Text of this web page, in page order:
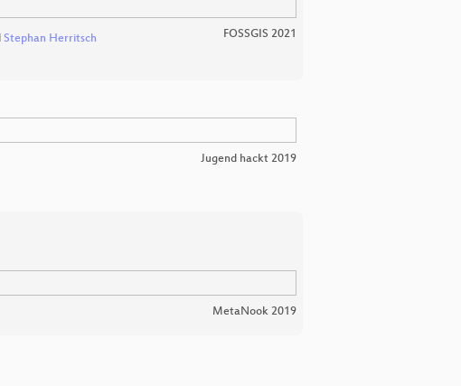
Stephan Herritsch FOSSGIS 2021
Jugend hackt 2019
MetaNook 2019